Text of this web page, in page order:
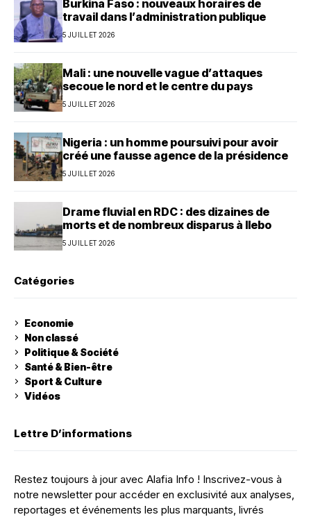
Burkina Faso : nouveaux horaires de
travail dans l’administration publique
5 JUILLET 2026
Mali : une nouvelle vague d’attaques
secoue le nord et le centre du pays
5 JUILLET 2026
Nigeria : un homme poursuivi pour avoir
créé une fausse agence de la présidence
5 JUILLET 2026
Drame fluvial en RDC : des dizaines de
morts et de nombreux disparus à Ilebo
5 JUILLET 2026
Catégories
Economie
Non classé
Politique & Société
Santé & Bien-être
Sport & Culture
Vidéos
Lettre D’informations
Restez toujours à jour avec Alafia Info ! Inscrivez-vous à
notre newsletter pour accéder en exclusivité aux analyses,
reportages et événements les plus marquants, livrés